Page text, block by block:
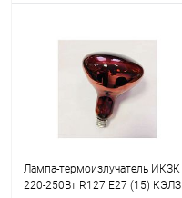
Лампа-термоизлучатель ИКЗК
220-250Вт R127 E27 (15) КЭЛЗ